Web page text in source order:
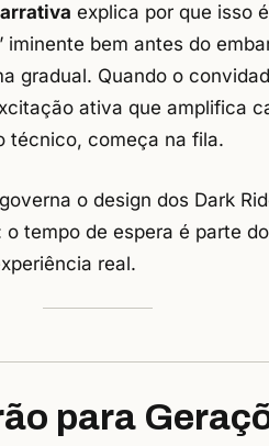
explica por que isso
iminente bem antes do
gradual. Quando o
ativa que amplifica
técnico, começa na fila.
o design dos Dark
tempo de espera é parte
real.
para